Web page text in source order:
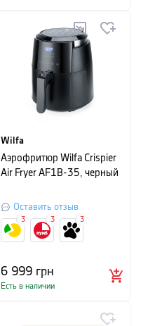
Wilfa
Аэрофритюр Wilfa Crispier
Air Fryer AF1B-35, черный
Оставить отзыв
6 999 грн
Есть в наличии
3 3 3